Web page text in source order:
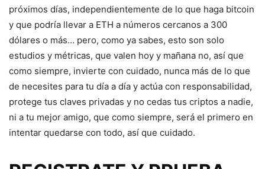
próximos días, independientemente de lo que haga bitcoin
y que podría llevar a ETH a números cercanos a 300
dólares o más… pero, como ya sabes, esto son solo
estudios y métricas, que valen hoy y mañana no, así que
como siempre, invierte con cuidado, nunca más de lo que
de necesites para tu día a día y actúa con responsabilidad,
protege tus claves privadas y no cedas tus criptos a nadie,
ni a tu mejor amigo, que como siempre, será el primero en
intentar quedarse con todo, así que cuidado.